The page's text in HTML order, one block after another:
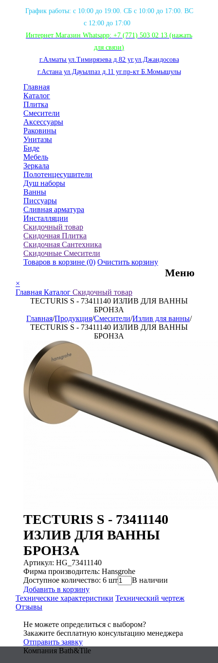
График работы: с 10:00 до 19:00. СБ с 10:00 до 17:00. ВС
с 12:00 до 17:00
Интернет Магазин Whatsapp: +7 (771) 503 02 13 (нажать
для связи)
г.Алматы ул.Тимирязева д.82 уг.ул.Джандосова
г.Астана ул.Дауылпаз д.11 уг.пр-кт Б.Момышулы
Главная
Каталог
Плитка
Смесители
Аксессуары
Раковины
Унитазы
Биде
Мебель
Зеркала
Полотенцесушители
Душ наборы
Ванны
Писсуары
Сливная арматура
Инсталляции
Скидочный товар
Скидочная Плитка
Скидочная Сантехника
Скидочные Смесители
Товаров в корзине (0) Очистить корзину
Меню
×
Главная Каталог Скидочный товар
TECTURIS S - 73411140 ИЗЛИВ ДЛЯ ВАННЫ
БРОНЗА
Главная/Продукция/Смесители/Излив для ванны/
TECTURIS S - 73411140 ИЗЛИВ ДЛЯ ВАННЫ
БРОНЗА
TECTURIS S - 73411140
ИЗЛИВ ДЛЯ ВАННЫ
БРОНЗА
Артикул: HG_73411140
Фирма производитель: Hansgrohe
Доступное количество: 6 шт
В наличии
Добавить в корзину
Технические характеристики Технический чертеж
Отзывы
Не можете определиться с выбором?
Закажите бесплатную консультацию менеджера
Отправить заявку
Компания Bath&Tile